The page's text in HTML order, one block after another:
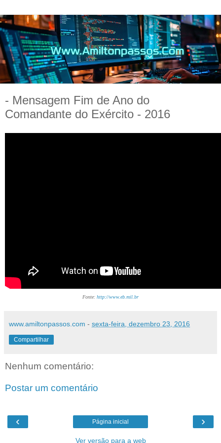
- Mensagem Fim de Ano do
Comandante do Exército - 2016
Fonte: http://www.eb.mil.br
www.amiltonpassos.com - sexta-feira, dezembro 23, 2016
Compartilhar
Nenhum comentário:
Postar um comentário
‹ ›
Página inicial
Ver versão para a web